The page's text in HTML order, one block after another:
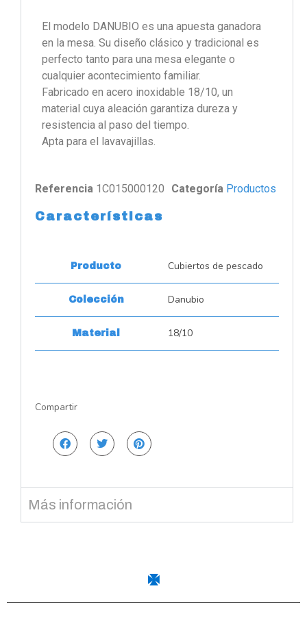
El modelo DANUBIO es una apuesta ganadora
en la mesa. Su diseño clásico y tradicional es
perfecto tanto para una mesa elegante o
cualquier acontecimiento familiar.
Fabricado en acero inoxidable 18/10, un
material cuya aleación garantiza dureza y
resistencia al paso del tiempo.
Apta para el lavavajillas.
Referencia 1C015000120 Categoría Productos
Características
Producto Cubiertos de pescado
Colección Danubio
Material 18/10
Compartir
Más información